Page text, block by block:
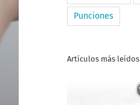
Punciones
Artículos más leídos